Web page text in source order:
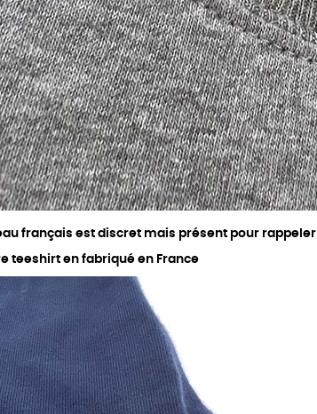
français est discret mais présent pour rappeler
teeshirt en fabriqué en France